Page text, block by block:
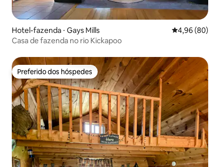
Hotel-fazenda ⋅ Gays Mills 4,96 de uma
4,96 (80)
Casa de fazenda no rio Kickapoo
Preferido dos hóspedes
Preferido dos hóspedes